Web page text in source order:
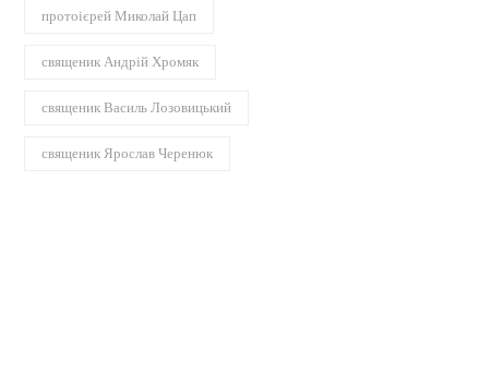
протоієрей Миколай Цап
священик Андрій Хромяк
священик Василь Лозовицький
священик Ярослав Черенюк